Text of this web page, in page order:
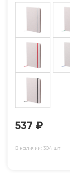
537 ₽
В наличии: 304 шт